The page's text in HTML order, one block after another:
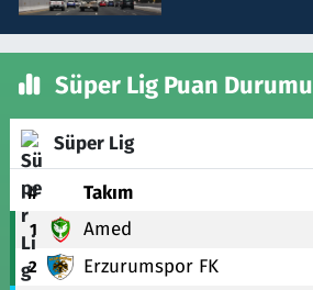
Süper Lig Puan Durumu
Süper Lig
# Takım
1 Amed
2 Erzurumspor FK